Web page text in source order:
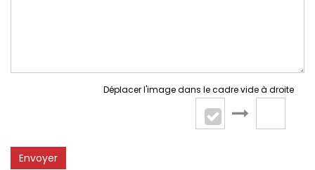
Déplacer l'image dans le cadre vide à droite
Envoyer